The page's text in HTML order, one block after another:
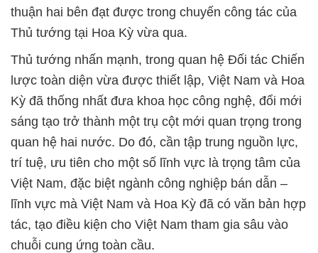
thuận hai bên đạt được trong chuyến công tác của
Thủ tướng tại Hoa Kỳ vừa qua.
Thủ tướng nhấn mạnh, trong quan hệ Đối tác Chiến
lược toàn diện vừa được thiết lập, Việt Nam và Hoa
Kỳ đã thống nhất đưa khoa học công nghệ, đổi mới
sáng tạo trở thành một trụ cột mới quan trọng trong
quan hệ hai nước. Do đó, cần tập trung nguồn lực,
trí tuệ, ưu tiên cho một số lĩnh vực là trọng tâm của
Việt Nam, đặc biệt ngành công nghiệp bán dẫn –
lĩnh vực mà Việt Nam và Hoa Kỳ đã có văn bản hợp
tác, tạo điều kiện cho Việt Nam tham gia sâu vào
chuỗi cung ứng toàn cầu.